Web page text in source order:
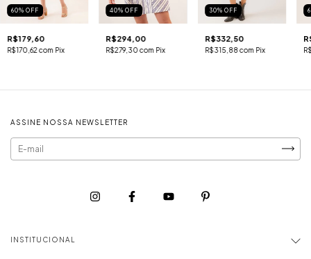
60% OFF
R$179,60
R$170,62com Pix
40%OFF
R$294,00
R$279,30com Pix
30% OFF
R$332,50
R$315,88com Pix
ASSINE NOSSA NEWSLETTER
INSTITUCIONAL